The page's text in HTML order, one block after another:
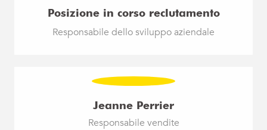
Posizione in corso reclutamento
Responsabile dello sviluppo aziendale
Jeanne Perrier
Responsabile vendite